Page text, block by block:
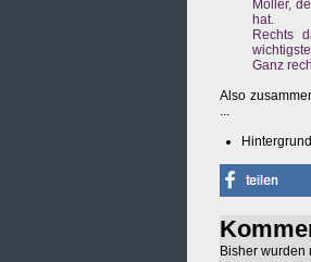
Möller,
hat.
Rechts
Ganz
Also
...
Bisher wurden